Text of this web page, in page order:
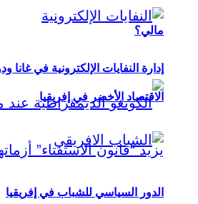
مالي؟
إدارة النفايات الإلكترونية في
الاقتصاد الأخضر في إفريقيا
الدور السياسي للشباب في إفريقيا